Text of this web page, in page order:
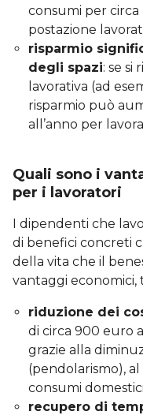
consumi per
postazione
risparmio
degli spazi: se si
lavorativa (ad
risparmio può
all’anno per
Quali sono i
per i lavoratori
I dipendenti che
di benefici concreti
della vita che il
vantaggi economici,
riduzione dei
di circa 900 euro
grazie alla
(pendolarismo),
consumi
recupero di